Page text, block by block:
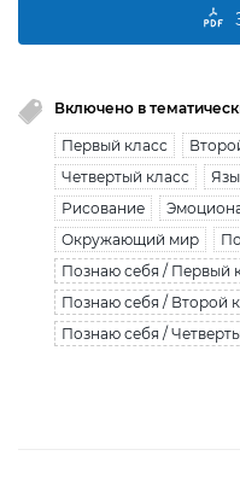
Включено в
Первый класс
Четвертый класс
Рисование
Окружающий мир
Познаю себя / Первый
Познаю себя / Второй
Познаю себя /